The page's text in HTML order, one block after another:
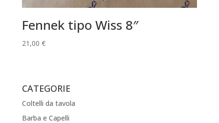
Fennek tipo Wiss 8″
21,00 €
CATEGORIE
Coltelli da tavola
Barba e Capelli